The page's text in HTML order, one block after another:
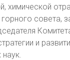
химической
совета,
и